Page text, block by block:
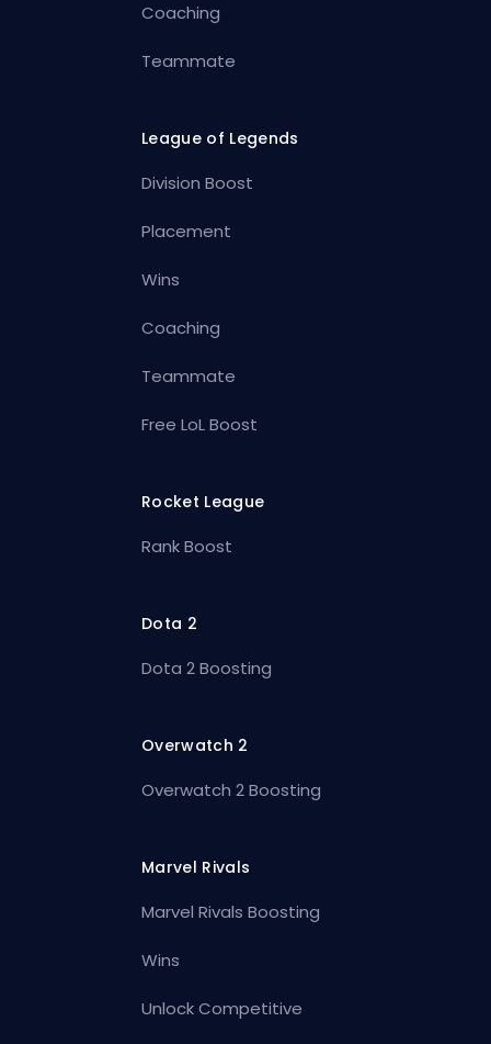
Coaching
Teammate
League of Legends
Division Boost
Placement
Wins
Coaching
Teammate
Free LoL Boost
Rocket League
Rank Boost
Dota 2
Dota 2 Boosting
Overwatch 2
Overwatch 2 Boosting
Marvel Rivals
Marvel Rivals Boosting
Wins
Unlock Competitive